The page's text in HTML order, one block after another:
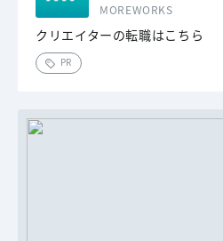
MOREWORKS
クリエイターの転職はこちら
PR